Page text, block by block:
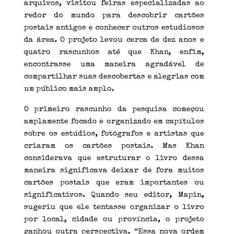
arquivos, visitou feiras especializadas ao
redor do mundo para descobrir cartões
postais antigos e conhecer outros estudiosos
da área. O projeto levou cerca de dez anos e
quatro rascunhos até que Khan, enfim,
encontrasse uma maneira agradável de
compartilhar suas descobertas e alegrias com
um público mais amplo.
O primeiro rascunho da pesquisa começou
amplamente focado e organizado em capítulos
sobre os estúdios, fotógrafos e artistas que
criaram os cartões postais. Mas Khan
considerava que estruturar o livro dessa
maneira significava deixar de fora muitos
cartões postais que eram importantes ou
significativos. Quando seu editor, Mapin,
sugeriu que ele tentasse organizar o livro
por local, cidade ou província, o projeto
ganhou outra perspectiva. “Essa nova ordem